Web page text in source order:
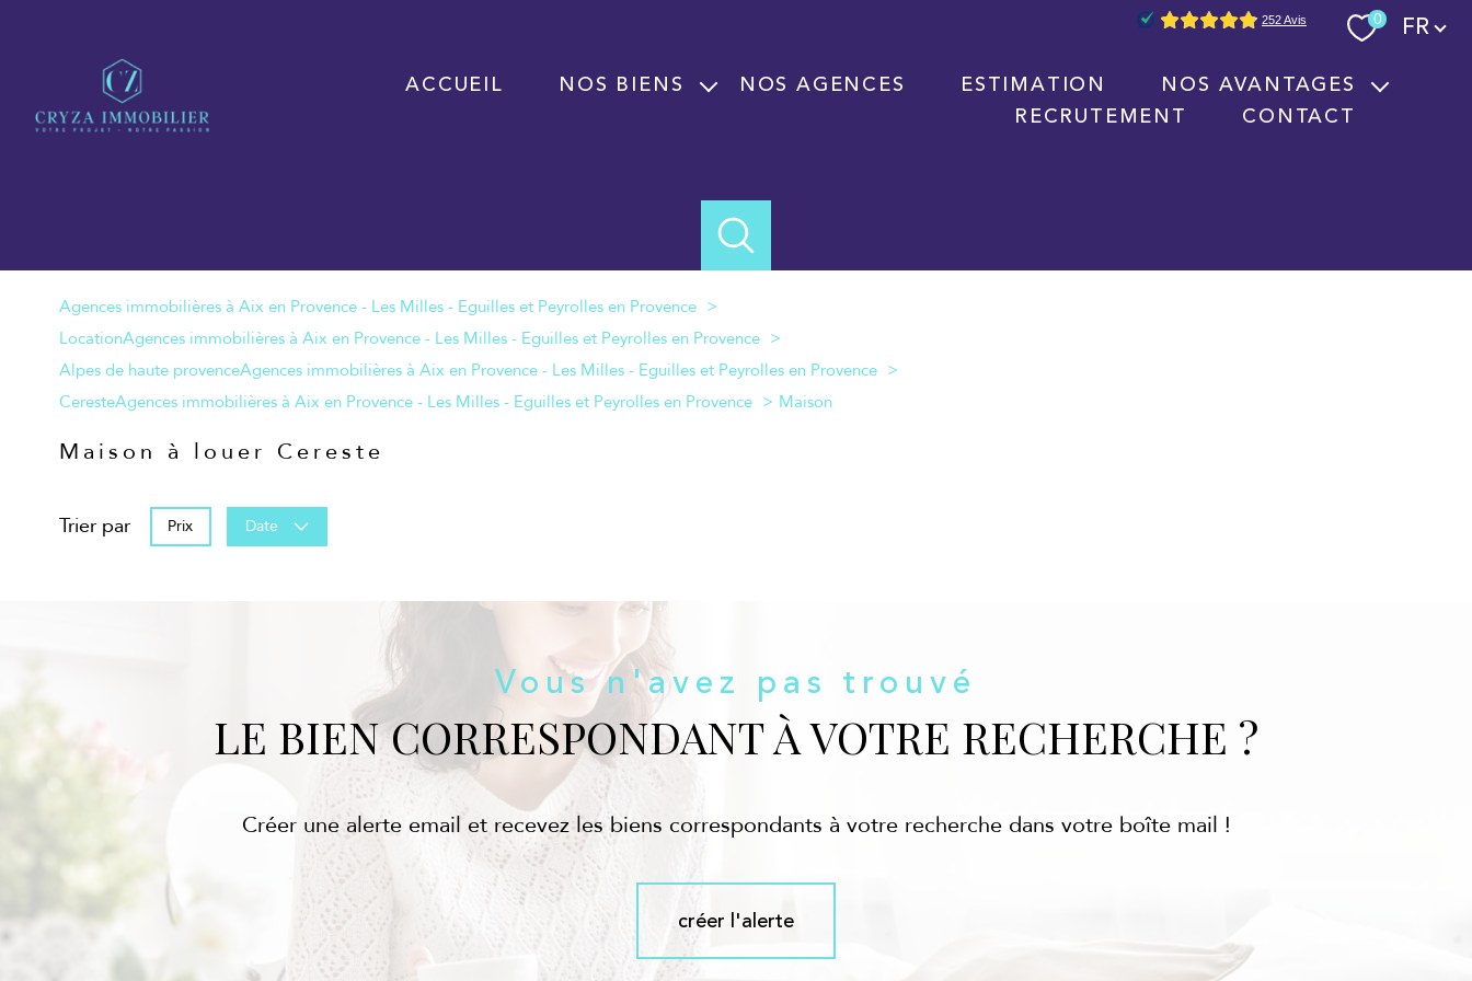
0 Langue
FR
ACCUEIL NOS BIENS
Immobilier professionnel Vente
Fond de commerce
NOS AGENCES ESTIMATION NOS AVANTAGES
RECRUTEMENT CONTACT
Location
Alpes de haute provence
Cereste
Maison
Maison à louer Cereste
Trier par Prix Date
Vous n'avez pas trouvé
LE BIEN CORRESPONDANT À VOTRE RECHERCHE ?
Créer une alerte email et recevez les biens correspondants à votre recherche dans votre boîte mail !
créer l'alerte